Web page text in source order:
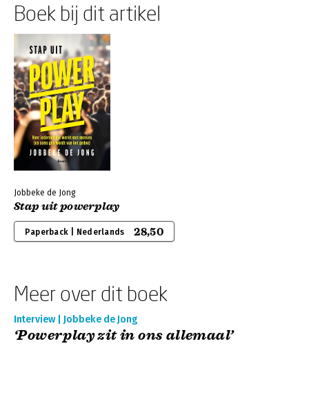
Boek bij dit artikel
Jobbeke de Jong
Stap uit powerplay
Paperback | Nederlands 28,50
Meer over dit boek
Interview | Jobbeke de Jong
‘Powerplay zit in ons allemaal’